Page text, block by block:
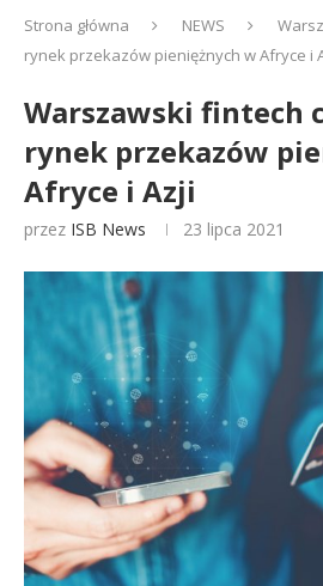
Strona główna NEWS
rynek przekazów pieniężnych w Afryce i
Warszawski fintech
rynek przekazów
Afryce i Azji
przez ISB News 23 lipca 2021